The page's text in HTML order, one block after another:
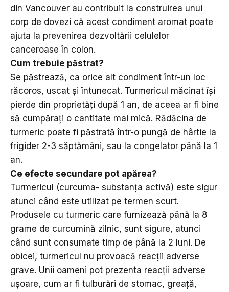
din Vancouver au contribuit la construirea unui
corp de dovezi că acest condiment aromat poate
ajuta la prevenirea dezvoltării celulelor
canceroase în colon.
Cum trebuie păstrat?
Se păstrează, ca orice alt condiment într-un loc
răcoros, uscat și întunecat. Turmericul măcinat își
pierde din proprietăți după 1 an, de aceea ar fi bine
să cumpărați o cantitate mai mică. Rădăcina de
turmeric poate fi păstrată într-o pungă de hârtie la
frigider 2-3 săptămâni, sau la congelator până la 1
an.
Ce efecte secundare pot apărea?
Turmericul (curcuma- substanța activă) este sigur
atunci când este utilizat pe termen scurt.
Produsele cu turmeric care furnizează până la 8
grame de curcumină zilnic, sunt sigure, atunci
când sunt consumate timp de până la 2 luni. De
obicei, turmericul nu provoacă reacții adverse
grave. Unii oameni pot prezenta reacții adverse
ușoare, cum ar fi tulburări de stomac, greață,